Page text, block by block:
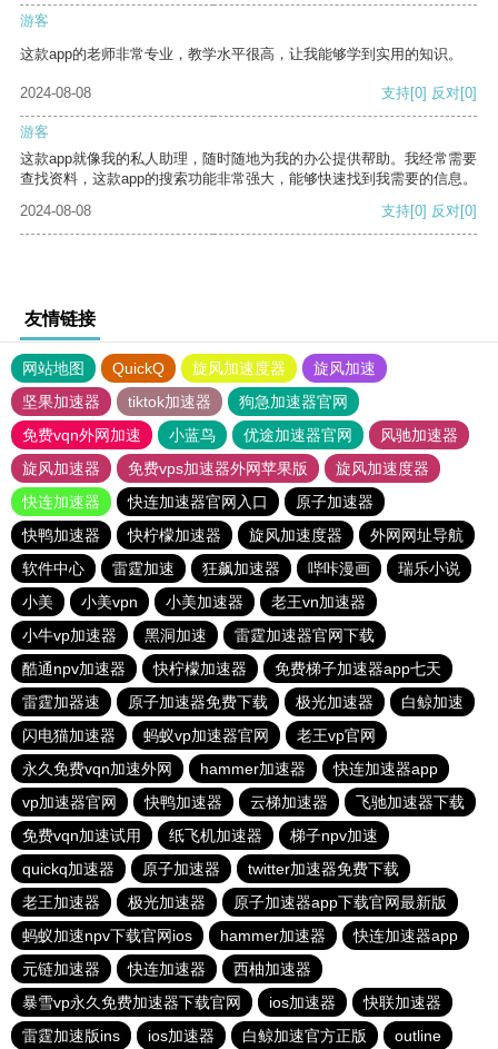
游客
这款app的老师非常专业，教学水平很高，让我能够学到实用的知识。
2024-08-08 支持[0] 反对[0]
游客
这款app就像我的私人助理，随时随地为我的办公提供帮助。我经常需要
查找资料，这款app的搜索功能非常强大，能够快速找到我需要的信息。
2024-08-08
支持[0] 反对[0]
友情链接
网站地图 QuickQ 旋风加速度器
旋风加速
坚果加速器
tiktok加速器
狗急加速器官网
免费vqn外网加速
小蓝鸟 优途加速器官网
风驰加速器
旋风加速器
免费vps加速器外网苹果版
旋风加速度器
快连加速器
快连加速器官网入口
原子加速器
快鸭加速器
快柠檬加速器 旋风加速度器
外网网址导航
软件中心
雷霆加速 狂飙加速器 哔咔漫画
瑞乐小说
小美
小美vpn 小美加速器
老王vn加速器
小牛vp加速器
黑洞加速
雷霆加速器官网下载
酷通npv加速器
快柠檬加速器
免费梯子加速器app七天
雷霆加器速
原子加速器免费下载 极光加速器
白鲸加速
闪电猫加速器
蚂蚁vp加速器官网
老王vp官网
永久免费vqn加速外网
hammer加速器
快连加速器app
vp加速器官网
快鸭加速器 云梯加速器
飞驰加速器下载
免费vqn加速试用
纸飞机加速器
梯子npv加速
quickq加速器
原子加速器
twitter加速器免费下载
老王加速器
极光加速器
原子加速器app下载官网最新版
蚂蚁加速npv下载官网ios
hammer加速器
快连加速器app
元链加速器
快连加速器
西柚加速器
暴雪vp永久免费加速器下载官网
ios加速器
快联加速器
雷霆加速版ins
ios加速器 白鲸加速官方正版 outline